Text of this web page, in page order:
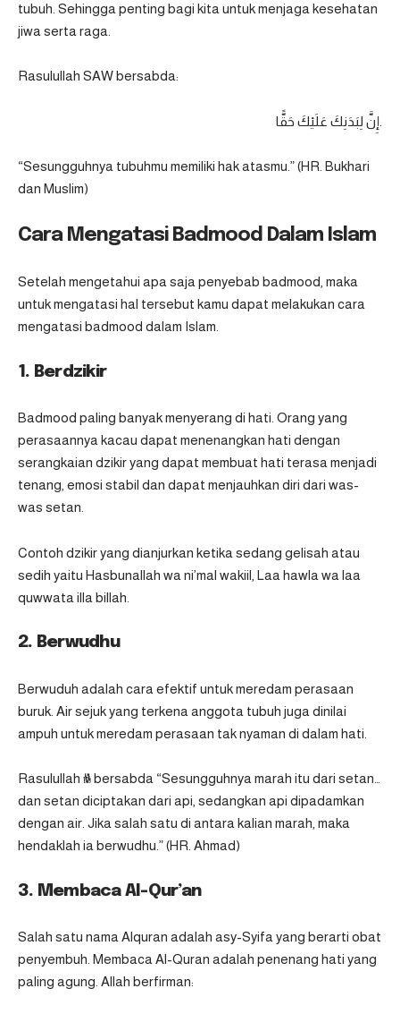
tubuh. Sehingga penting bagi kita untuk menjaga kesehatan
jiwa serta raga.
Rasulullah SAW bersabda:
“Sesungguhnya tubuhmu memiliki hak atasmu.” (HR. Bukhari
dan Muslim)
Cara Mengatasi Badmood Dalam Islam
Setelah mengetahui apa saja penyebab badmood, maka
untuk mengatasi hal tersebut kamu dapat melakukan cara
mengatasi badmood dalam Islam.
1. Berdzikir
Badmood paling banyak menyerang di hati. Orang yang
perasaannya kacau dapat menenangkan hati dengan
serangkaian dzikir yang dapat membuat hati terasa menjadi
tenang, emosi stabil dan dapat menjauhkan diri dari was-
was setan.
Contoh dzikir yang dianjurkan ketika sedang gelisah atau
sedih yaitu Hasbunallah wa ni’mal wakiil, Laa hawla wa laa
quwwata illa billah.
2. Berwudhu
Berwuduh adalah cara efektif untuk meredam perasaan
buruk. Air sejuk yang terkena anggota tubuh juga dinilai
ampuh untuk meredam perasaan tak nyaman di dalam hati.
Rasulullah ﷺ bersabda “Sesungguhnya marah itu dari setan…
dan setan diciptakan dari api, sedangkan api dipadamkan
dengan air. Jika salah satu di antara kalian marah, maka
hendaklah ia berwudhu.” (HR. Ahmad)
3. Membaca Al-Qur’an
Salah satu nama Alquran adalah asy-Syifa yang berarti obat
penyembuh. Membaca Al-Quran adalah penenang hati yang
paling agung. Allah berfirman: